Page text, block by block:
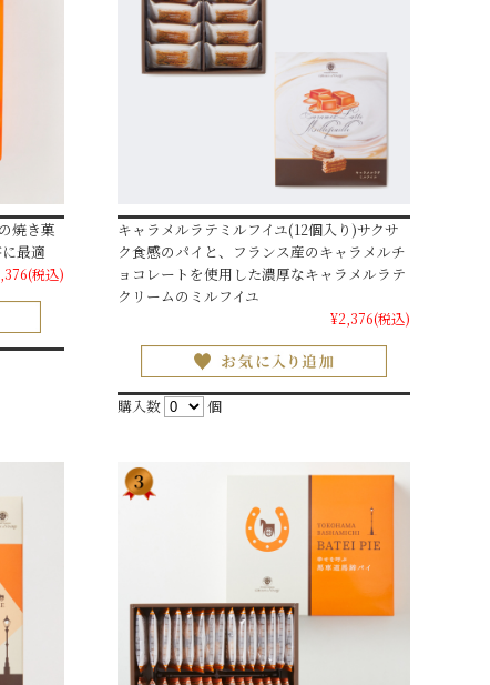
焼き菓
最適
(税込)
キャラメルラテミルフイユ(12個入り)サクサ
ク食感のパイと、フランス産のキャラメルチ
ョコレートを使用した濃厚なキャラメルラテ
クリームのミルフイユ
¥2,376(税込)
購入数 個